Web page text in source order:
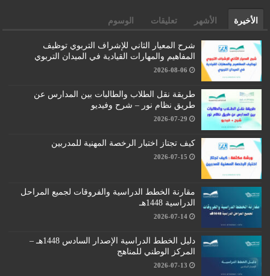
الأخيرة الأشهر تعليقات الوسوم
شرح المعيار الثاني للإشراف التربوي توظيف
المفاهيم والمهارات القيادية في الميدان التربوي
2026-08-06
طريقة نقل الطلاب والطالبات بين المدارس عن
طريق نظام نور – شرح وفيديو
2026-07-29
كيف تجتاز اختبار الرخصة المهنية للمدربين
2026-07-15
مقارنة الخطط الدراسية والفروقات لجميع المراحل
الدراسية 1448هـ
2026-07-14
دليل الخطط الدراسية الإصدار السادس 1448هـ –
المركز الوطني للمناهج
2026-07-13